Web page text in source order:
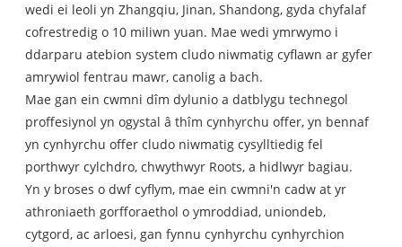
wedi ei leoli yn Zhangqiu, Jinan, Shandong, gyda chyfalaf
cofrestredig o 10 miliwn yuan. Mae wedi ymrwymo i
ddarparu atebion system cludo niwmatig cyflawn ar gyfer
amrywiol fentrau mawr, canolig a bach.
Mae gan ein cwmni dîm dylunio a datblygu technegol
proffesiynol yn ogystal â thîm cynhyrchu offer, yn bennaf
yn cynhyrchu offer cludo niwmatig cysylltiedig fel
porthwyr cylchdro, chwythwyr Roots, a hidlwyr bagiau.
Yn y broses o dwf cyflym, mae ein cwmni'n cadw at yr
athroniaeth gorfforaethol o ymroddiad, uniondeb,
cytgord, ac arloesi, gan fynnu cynhyrchu cynhyrchion